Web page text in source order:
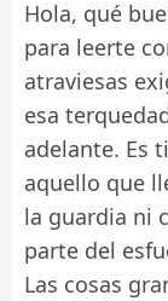
Hola, qué
para leerte
atraviesas
esa
adelante. Es
aquello que
la guardia ni
parte del
Las cosas